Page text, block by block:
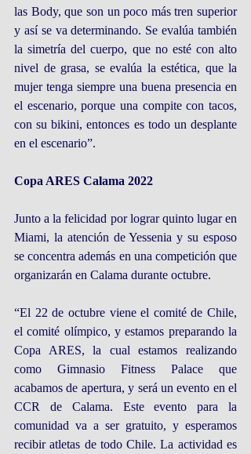
las Body, que son un poco más tren superior
y así se va determinando. Se evalúa también
la simetría del cuerpo, que no esté con alto
nivel de grasa, se evalúa la estética, que la
mujer tenga siempre una buena presencia en
el escenario, porque una compite con tacos,
con su bikini, entonces es todo un desplante
en el escenario”.
Copa ARES Calama 2022
Junto a la felicidad por lograr quinto lugar en
Miami, la atención de Yessenia y su esposo
se concentra además en una competición que
organizarán en Calama durante octubre.
“El 22 de octubre viene el comité de Chile,
el comité olímpico, y estamos preparando la
Copa ARES, la cual estamos realizando
como Gimnasio Fitness Palace que
acabamos de apertura, y será un evento en el
CCR de Calama. Este evento para la
comunidad va a ser gratuito, y esperamos
recibir atletas de todo Chile. La actividad es